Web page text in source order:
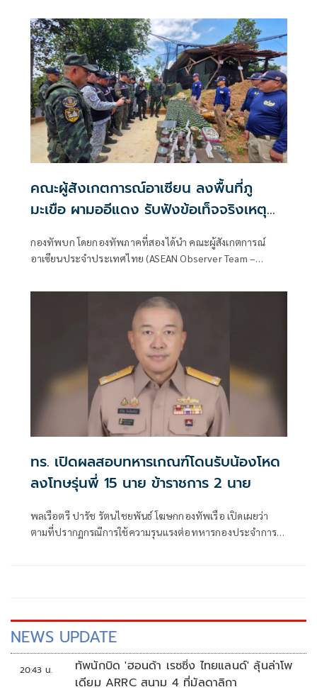
คณะผู้สังเกตการณ์อาเซียน ลงพื้นที่ภู
มะเขือ ผามออีแดง รับฟังข้อเท็จจริงเหตุ
ปะทะชายแดนไทยกัมพูชา
กองทัพบก โดยกองทัพภาคที่สองได้นำ คณะผู้สังเกตการณ์
อาเซียนประจำประเทศไทย (ASEAN Observer Team –
ไทย–กัมพูชา เพื่อรับทราบข้อเท็จจริงและสังเกตการณ์ผลกระ
ทบที่เกิดขึ้นในพื้นที่ โดยคณะประกอบด้วยผู้แทนฝ่ายไทยและผู้
แทนจากประเทศสมาชิกอาเซียน รวม 13 นาย ประกอบด้วยผู้
แทนจากสาธารณรัฐฟิลิปปินส์ สาธารณรัฐอินโดนีเซีย และ
ทร. เปิดผลสอบทหารเกณฑ์โดนรับน้องโหด
ลงโทษรุ่นพี่ 15 นาย ข้าราชการ 2 นาย
พลเรือตรี ปารัช รัตนไชยพันธ์ โฆษกกองทัพเรือ เปิดเผยว่า
ตามที่ปรากฏกรณีการใช้ความรุนแรงต่อทหารกองประจำการ
NEWS UPDATE
20:43 น.
ทัพนักบิด 'ฮอนด้า เรซซิ่ง ไทยแลนด์' ลุ้นล่าโพ
เดียม ARRC สนาม 4 ที่มัลดาลิกา